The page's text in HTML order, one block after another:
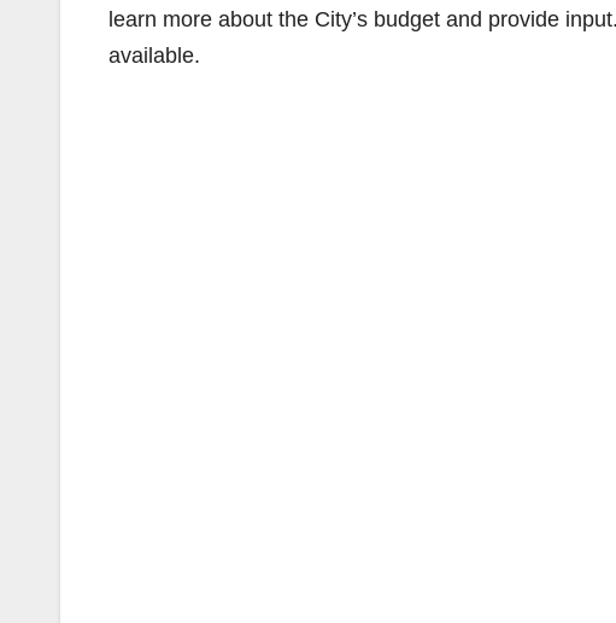
learn more about the City’s budget and provide
available.